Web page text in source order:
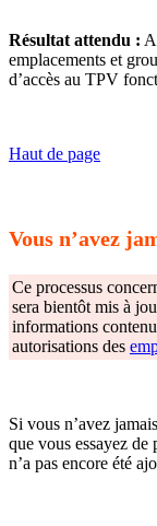
Résultat attendu :
emplacements et
d’accès au TPV
Haut de page
Vous n’avez
Ce processus
sera bientôt mis à
informations
autorisations des
Si vous n’avez
que vous essayez de
n’a pas encore été